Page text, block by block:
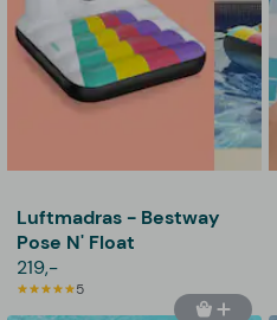
Luftmadras - Bestway
Pose N' Float
219,-
5